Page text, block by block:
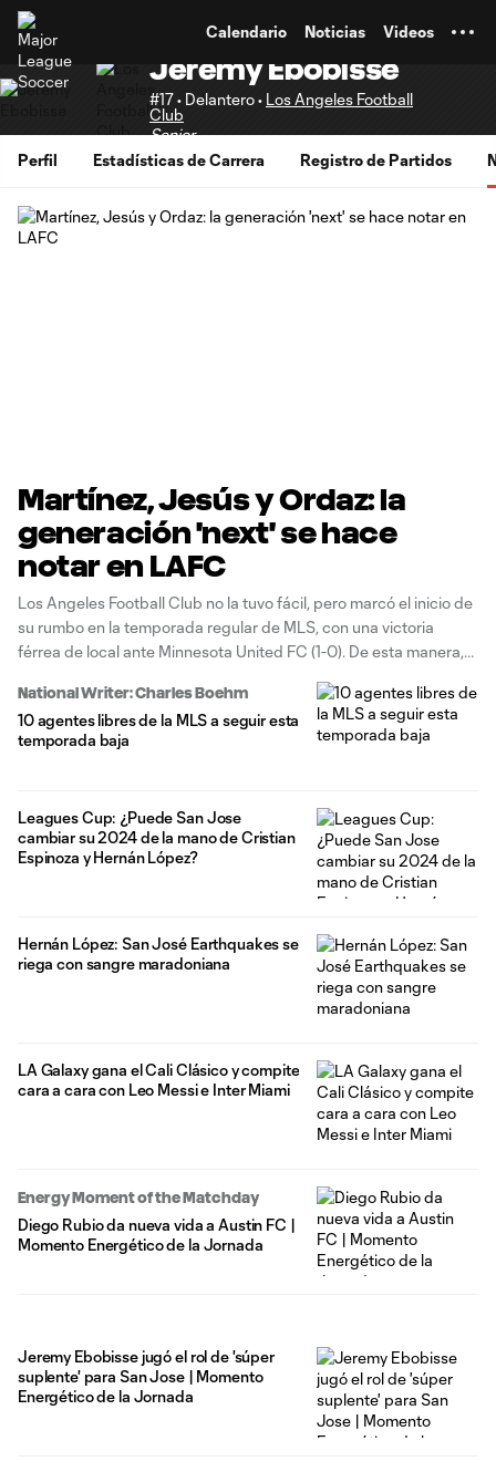
Calendario Noticias Videos
Jeremy Ebobisse
#17 • Delantero • Los Angeles Football
Club
Senior
Perfil
Estadísticas de Carrera Registro de Partidos
Martínez, Jesús y Ordaz: la
generación 'next' se hace
notar en LAFC
Los Angeles Football Club no la tuvo fácil, pero marcó el inicio de
su rumbo en la temporada regular de MLS, con una victoria
férrea de local ante Minnesota United FC (1-0). De esta manera,
inauguración, un récord en el
National Writer: Charles Boehm
10 agentes libres de la MLS a seguir esta
temporada baja
Leagues Cup: ¿Puede San Jose
cambiar su 2024 de la mano de Cristian
Espinoza y Hernán López?
Hernán López: San José Earthquakes se
riega con sangre maradoniana
LA Galaxy gana el Cali Clásico y compite
cara a cara con Leo Messi e Inter Miami
Energy Moment of the Matchday
Diego Rubio da nueva vida a Austin FC |
Momento Energético de la Jornada
Jeremy Ebobisse jugó el rol de 'súper
suplente' para San Jose | Momento
Energético de la Jornada